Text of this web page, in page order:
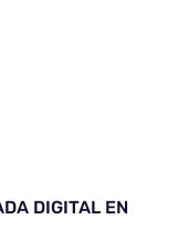
DIGITAL EN